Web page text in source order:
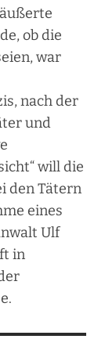
ob die
war
nach der
und
will die
den Tätern
eines
Ulf
in